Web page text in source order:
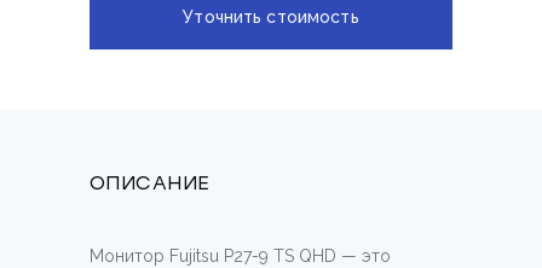
Уточнить стоимость
ОПИСАНИЕ
Монитор Fujitsu P27-9 TS QHD — это